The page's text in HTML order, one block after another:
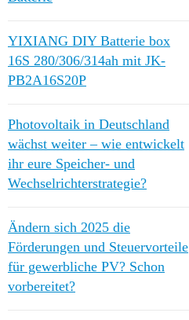
YIXIANG DIY Batterie box
16S 280/306/314ah mit JK-
PB2A16S20P
Photovoltaik in Deutschland
wächst weiter – wie entwickelt
ihr eure Speicher- und
Wechselrichterstrategie?
Ändern sich 2025 die
Förderungen und Steuervorteile
für gewerbliche PV? Schon
vorbereitet?